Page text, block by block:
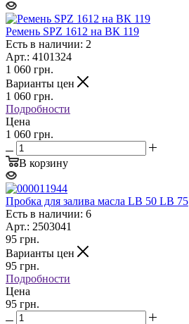
Ремень SPZ 1612 на ВК 119
Есть в наличии: 2
Арт.: 4101324
1 060 грн.
Варианты цен
1 060 грн.
Подробности
Цена
1 060 грн.
В корзину
Пробка для залива масла LB 50 LB 75
Есть в наличии: 6
Арт.: 2503041
95 грн.
Варианты цен
95 грн.
Подробности
Цена
95 грн.